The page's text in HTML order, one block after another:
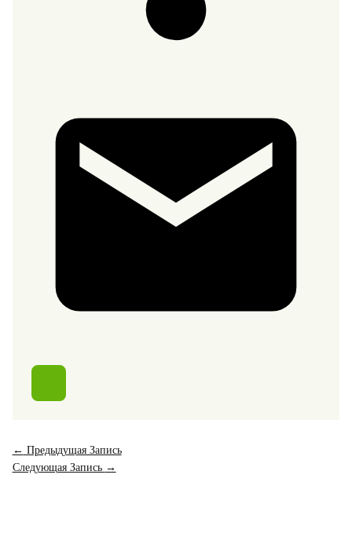
← Предыдущая Запись
Следующая Запись →